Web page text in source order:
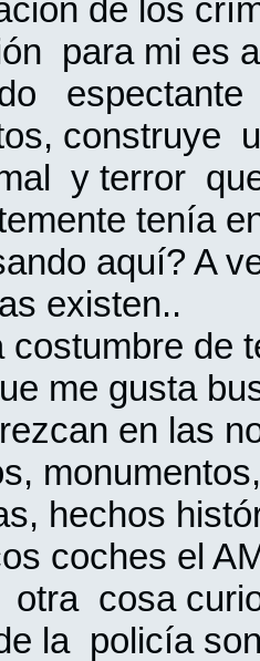
de los
para mi es
espectante
construye
y terror
tenía
aquí? A
existen..
costumbre de
me gusta
en las
hechos
coches el
otra cosa
la policía